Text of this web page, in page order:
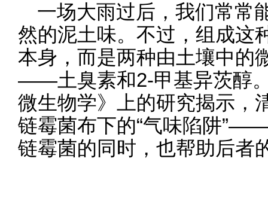
一场大雨过后，我们常常
然的泥土味。不过，组成这
本身，而是两种由土壤中的
——土臭素和2-甲基异茨醇
微生物学》上的研究揭示，
链霉菌布下的“气味陷阱
链霉菌的同时，也帮助后者